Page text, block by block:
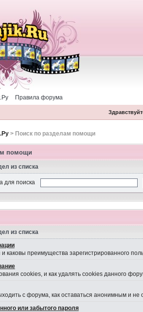
Правила форума
> Поиск по разделам помощи
помощи
из списка
для поиска
из списка
и каковы преимущества зарегистрированного
cookies, и как удалять cookies данного
с форума, как оставаться анонимным и
или забытого пароля